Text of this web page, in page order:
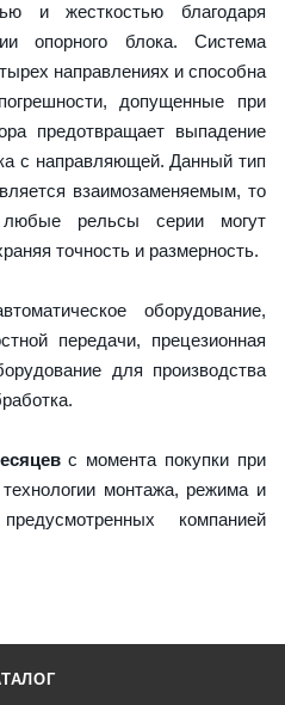
и жесткостью благодаря
опорного блока. Система
направлениях и способна
допущенные при
предотвращает выпадение
с направляющей. Данный тип
взаимозаменяемым, то
рельсы серии могут
точность и размерность.
оборудование,
передачи, прецезионная
для производства
с момента покупки при
монтажа, режима и
компанией